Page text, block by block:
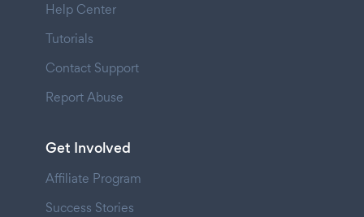
Help Center
Tutorials
Contact Support
Report Abuse
Get Involved
Affiliate Program
Success Stories